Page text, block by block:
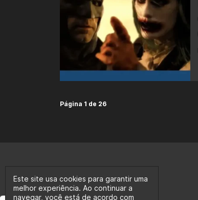
Página 1 de 26
Este site usa cookies para garantir uma
melhor experiência. Ao continuar a
navegar, você está de acordo com